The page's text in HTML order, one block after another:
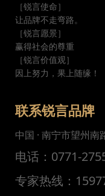
［锐言使命］
让品牌不走弯路。
［锐言愿景］
赢得社会的尊重
［锐言价值观］
因上努力，果上随缘！
联系锐言品牌
中国 · 南宁市望州
电话：0771-
专家热线：